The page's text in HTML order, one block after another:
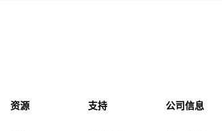
资源 支持 公司信息